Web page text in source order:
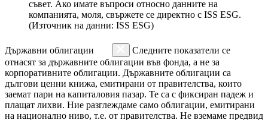
съвет. Ако имате въпроси относно данните на
компанията, моля, свържете се директно с ISS ESG.
(Източник на данни: ISS ESG)
Държавни облигации
Следните показатели се
отнасят за държавните облигации във фонда, а не за
корпоративните облигации. Държавните облигации са
дългови ценни книжа, емитирани от правителства, които
заемат пари на капиталовия пазар. Те са с фиксиран падеж и
плащат лихви. Ние разглеждаме само облигации, емитирани
на национално ниво, т.е. от правителства. Не вземаме предвид